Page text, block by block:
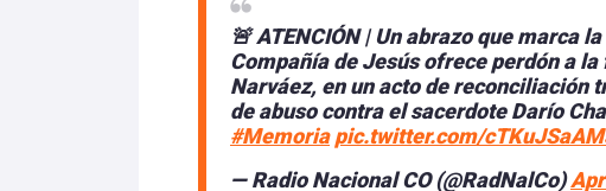
🚨 ATENCIÓN | Un abrazo que marca
Compañía de Jesús ofrece perdón a
Narváez, en un acto de reconciliación
de abuso contra el sacerdote Darío
#Memoria pic.twitter.com/
— Radio Nacional CO (@RadNalCo)